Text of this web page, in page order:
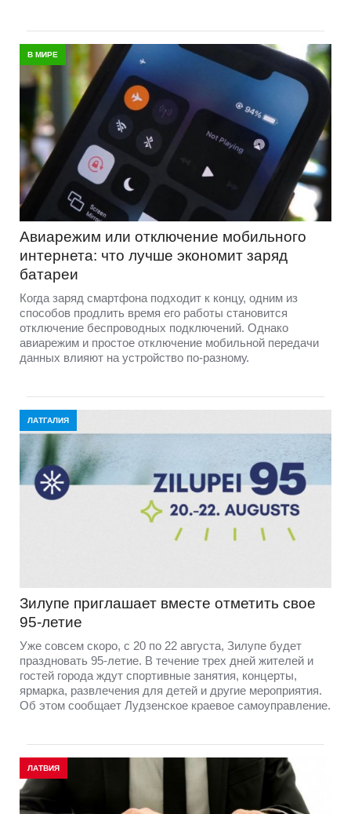
В МИРЕ
Авиарежим или отключение мобильного
интернета: что лучше экономит заряд
батареи
Когда заряд смартфона подходит к концу, одним из
способов продлить время его работы становится
отключение беспроводных подключений. Однако
авиарежим и простое отключение мобильной передачи
данных влияют на устройство по-разному.
ЛАТГАЛИЯ
Зилупе приглашает вместе отметить свое
95-летие
Уже совсем скоро, с 20 по 22 августа, Зилупе будет
праздновать 95-летие. В течение трех дней жителей и
гостей города ждут спортивные занятия, концерты,
ярмарка, развлечения для детей и другие мероприятия.
Об этом сообщает Лудзенское краевое самоуправление.
ЛАТВИЯ